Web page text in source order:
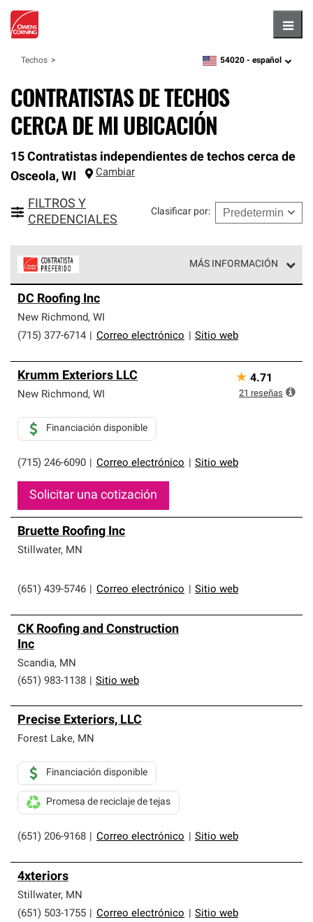
Techos zipcode,language
54020 - español
CONTRATISTAS DE TECHOS
CERCA DE MI UBICACIÓN
15 Contratistas independientes de techos cerca de
Osceola, WI Cambiar
FILTROS Y
CREDENCIALES
Clasificar por:
MÁS INFORMACIÓN
parte de una red exclusiva de profesionales de techos
que cumplen con altos estándares y requisitos estrictos
de profesionalismo y confiabilidad.
DC Roofing Inc
New Richmond, WI
(715) 377-6714
Correo electrónico Sitio web
Krumm Exteriors LLC
New Richmond, WI
(715) 246-6090 Correo electrónico Sitio web
Financiación disponible
Solicitar una cotización
★ 4.71
21 reseñas
Bruette Roofing Inc
Stillwater, MN
(651) 439-5746 Correo electrónico Sitio web
CK Roofing and Construction
Inc
Scandia, MN
(651) 983-1138
Sitio web
Precise Exteriors, LLC
Forest Lake, MN
(651) 206-9168 Correo electrónico Sitio web
Financiación disponible
Promesa de reciclaje de tejas
4xteriors
Stillwater, MN
(651) 503-1755
Correo electrónico Sitio web